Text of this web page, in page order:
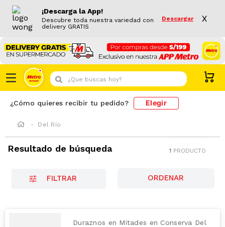
¡Descarga la App!
Descubre toda nuestra variedad con
delivery GRATIS
Descargar X
¿Que buscas hoy?
¿Cómo quieres recibir tu pedido? Elegir
Del Río
Resultado de búsqueda 1 PRODUCTO
FILTRAR
Duraznos en Mitades en Conserva Del